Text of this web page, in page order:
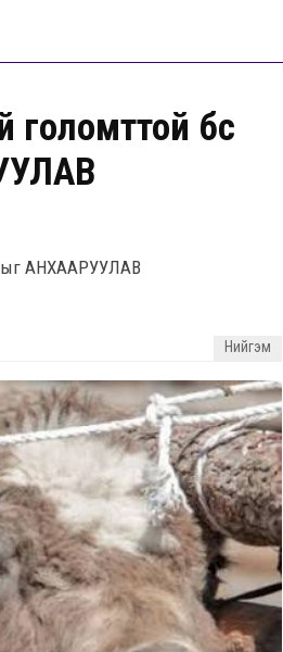
бүс
АНХААРУУЛАВ
Нийгэм